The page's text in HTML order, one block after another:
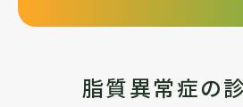
脂質異常症の